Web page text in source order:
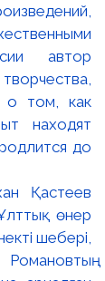
автор
о том, как
находят
до